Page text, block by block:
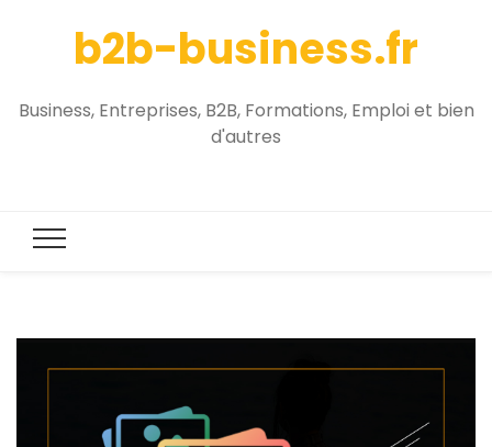
b2b-business.fr
Business, Entreprises, B2B, Formations, Emploi et bien
d'autres